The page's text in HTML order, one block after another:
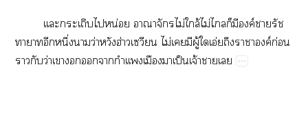
​​​น่​​​ไม่​ล้​ไม่​​​​ค์​​​
​​ึ่​​ว่​ฮ่​​ไม่​​​ู้​​อ่​​​ค์​ก่​
​​ว่​​​​​​​ป็​จ้​​